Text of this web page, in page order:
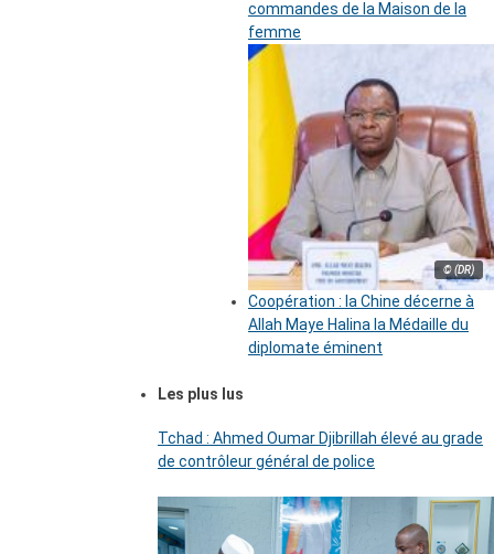
commandes de la Maison de la
femme
© (DR)
Coopération : la Chine décerne à
Allah Maye Halina la Médaille du
diplomate éminent
Les plus lus
Tchad : Ahmed Oumar Djibrillah élevé au grade
de contrôleur général de police